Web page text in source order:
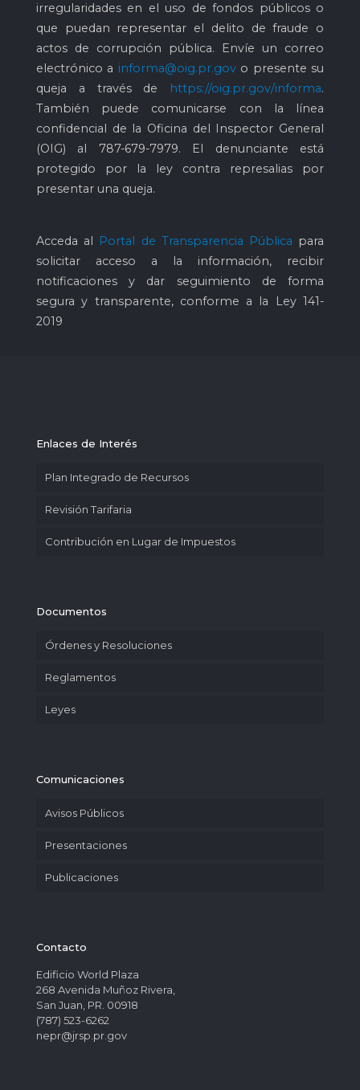
irregularidades en el uso de fondos públicos o
que puedan representar el delito de fraude o
actos de corrupción pública. Envíe un correo
electrónico a informa@oig.pr.govo presente su
queja a través de
https://oig.pr.gov/informa.
También puede comunicarse con la línea
confidencial de la Oficina del Inspector General
(OIG) al 787-679-7979. El denunciante está
protegido por la ley contra represalias por
presentar una queja.
Acceda al Portal de Transparencia Pública para
solicitar acceso a la información, recibir
notificaciones y dar seguimiento de forma
segura y transparente, conforme a la Ley 141-
2019
Enlaces de Interés
Plan Integrado de Recursos
Revisión Tarifaria
Contribución en Lugar de Impuestos
Documentos
Órdenes y Resoluciones
Reglamentos
Leyes
Comunicaciones
Avisos Públicos
Presentaciones
Publicaciones
Contacto
Edificio World Plaza
268 Avenida Muñoz Rivera,
San Juan, PR. 00918
(787) 523-6262
nepr@jrsp.pr.gov